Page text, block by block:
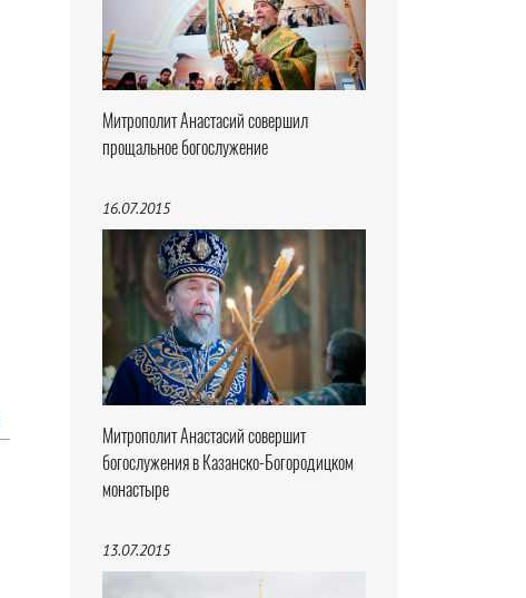
Митрополит Анастасий совершил
прощальное богослужение
16.07.2015
Митрополит Анастасий совершит
богослужения в Казанско-Богородицком
монастыре
13.07.2015